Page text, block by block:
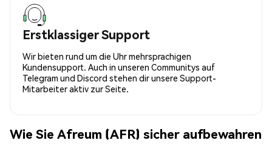
Erstklassiger Support
Wir bieten rund um die Uhr mehrsprachigen
Kundensupport. Auch in unseren Communitys auf
Telegram und Discord stehen dir unsere Support-
Mitarbeiter aktiv zur Seite.
Wie Sie Afreum (AFR) sicher aufbewahren